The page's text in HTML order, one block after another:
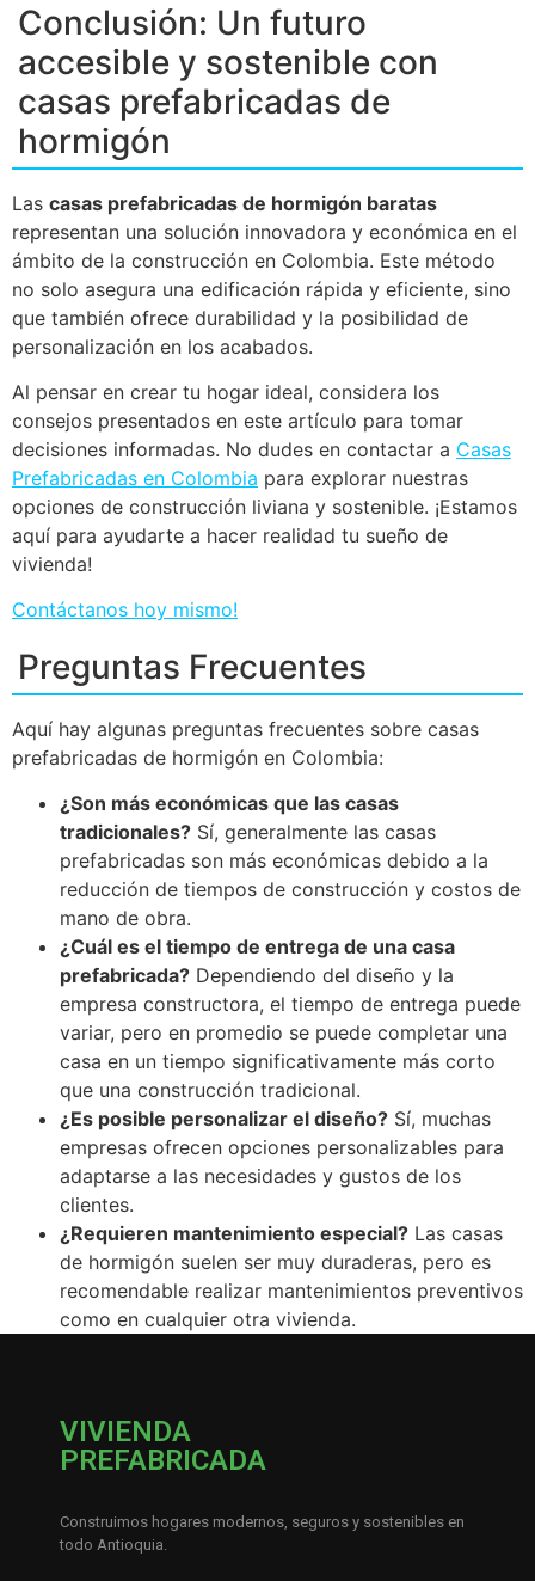
Conclusión: Un futuro
accesible y sostenible con
casas prefabricadas de
hormigón
Las casas prefabricadas de hormigón baratas
representan una solución innovadora y económica en el
ámbito de la construcción en Colombia. Este método
no solo asegura una edificación rápida y eficiente, sino
que también ofrece durabilidad y la posibilidad de
personalización en los acabados.
Al pensar en crear tu hogar ideal, considera los
consejos presentados en este artículo para tomar
decisiones informadas. No dudes en contactar a Casas
Prefabricadas en Colombia para explorar nuestras
opciones de construcción liviana y sostenible. ¡Estamos
aquí para ayudarte a hacer realidad tu sueño de
vivienda!
Contáctanos hoy mismo!
Preguntas Frecuentes
Aquí hay algunas preguntas frecuentes sobre casas
prefabricadas de hormigón en Colombia:
¿Son más económicas que las casas
tradicionales? Sí, generalmente las casas
prefabricadas son más económicas debido a la
reducción de tiempos de construcción y costos de
mano de obra.
¿Cuál es el tiempo de entrega de una casa
prefabricada? Dependiendo del diseño y la
empresa constructora, el tiempo de entrega puede
variar, pero en promedio se puede completar una
casa en un tiempo significativamente más corto
que una construcción tradicional.
¿Es posible personalizar el diseño? Sí, muchas
empresas ofrecen opciones personalizables para
adaptarse a las necesidades y gustos de los
clientes.
¿Requieren mantenimiento especial? Las casas
de hormigón suelen ser muy duraderas, pero es
recomendable realizar mantenimientos preventivos
como en cualquier otra vivienda.
VIVIENDA
PREFABRICADA
Construimos hogares modernos, seguros y sostenibles en
todo Antioquia.